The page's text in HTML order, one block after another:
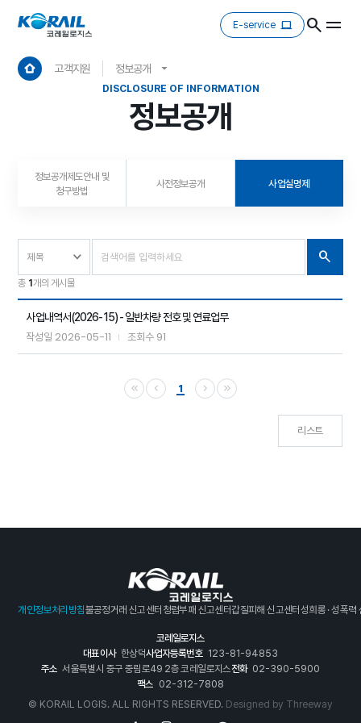
E-service
고객지원 정보공개
DISCLOSURE OF INFORMATION
정보공개
정보공개제도안내 및
청구방법
사전정보공개 사업실명제
총 1개의 게시물
사업내역서(2026-15) - 일반차량 전호 및 연료업무
작성일 2026-05-11 조회수 91
1
리스트
개인정보처리방침불공정거래 신고센터 청렴부패 신고센터갑질피해 신고센터성희롱 · 성폭력
코레일로지스
대표이사 한상덕사업자등록번호 123-81-94853
주소 서울특별시 중구 중림로49 2층 코레일로지스전화 02-390-5900
팩스 02-312-7808
© KORAIL LOGIS. ALL RIGHTS RESERVED. Designed by Threeway